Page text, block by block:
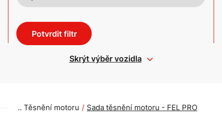
Potvrdit filtr
Skrýt výběr vozidla
Těsnění motoru Sada těsnění motoru - FEL PRO